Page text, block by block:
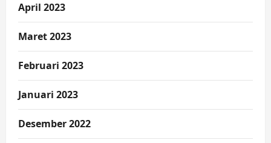
April 2023
Maret 2023
Februari 2023
Januari 2023
Desember 2022